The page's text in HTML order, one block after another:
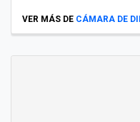
VER MÁS DE CÁMARA DE